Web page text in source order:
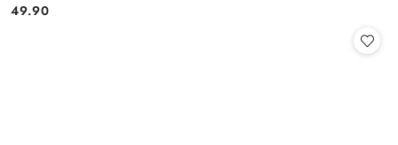
Cena:
49.90